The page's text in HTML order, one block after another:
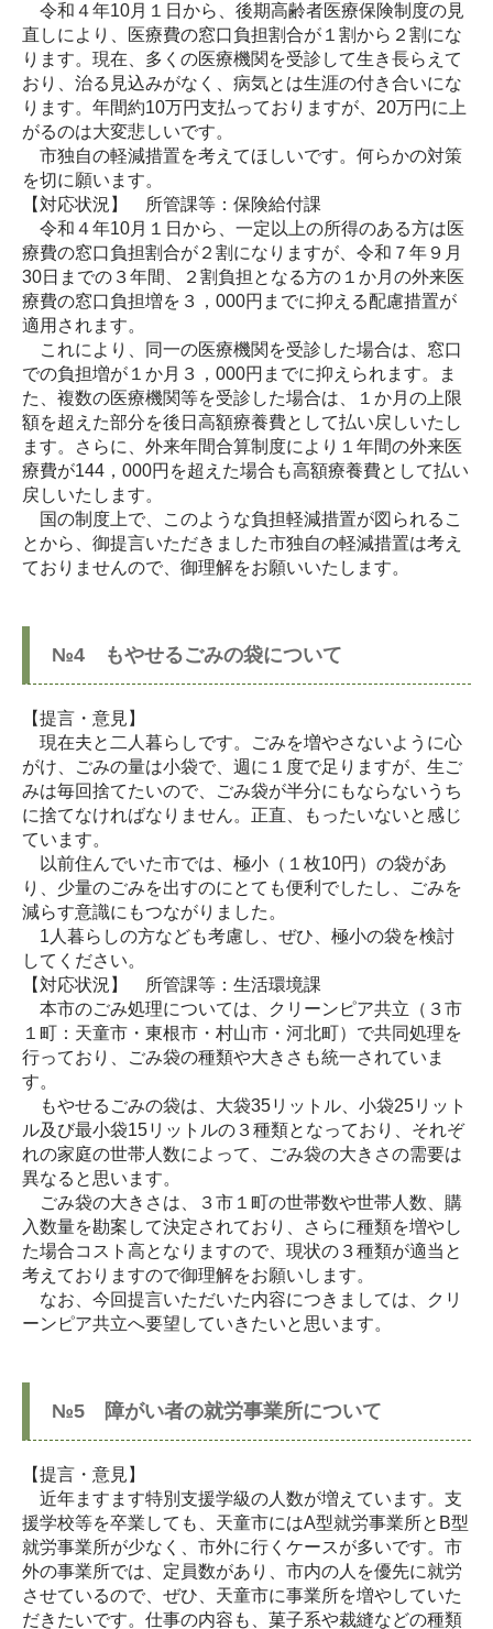
令和４年10月１日から、後期高齢者医療保険制度の見
直しにより、医療費の窓口負担割合が１割から２割にな
ります。現在、多くの医療機関を受診して生き長らえて
おり、治る見込みがなく、病気とは生涯の付き合いにな
ります。年間約10万円支払っておりますが、20万円に上
がるのは大変悲しいです。
市独自の軽減措置を考えてほしいです。何らかの対策
を切に願います。
【対応状況】 所管課等：保険給付課
令和４年10月１日から、一定以上の所得のある方は医
療費の窓口負担割合が２割になりますが、令和７年９月
30日までの３年間、２割負担となる方の１か月の外来医
療費の窓口負担増を３，000円までに抑える配慮措置が
適用されます。
これにより、同一の医療機関を受診した場合は、窓口
での負担増が１か月３，000円までに抑えられます。ま
た、複数の医療機関等を受診した場合は、１か月の上限
額を超えた部分を後日高額療養費として払い戻しいたし
ます。さらに、外来年間合算制度により１年間の外来医
療費が144，000円を超えた場合も高額療養費として払い
戻しいたします。
国の制度上で、このような負担軽減措置が図られるこ
とから、御提言いただきました市独自の軽減措置は考え
ておりませんので、御理解をお願いいたします。
№4 もやせるごみの袋について
【提言・意見】
現在夫と二人暮らしです。ごみを増やさないように心
がけ、ごみの量は小袋で、週に１度で足りますが、生ご
みは毎回捨てたいので、ごみ袋が半分にもならないうち
に捨てなければなりません。正直、もったいないと感じ
ています。
以前住んでいた市では、極小（１枚10円）の袋があ
り、少量のごみを出すのにとても便利でしたし、ごみを
減らす意識にもつながりました。
1人暮らしの方なども考慮し、ぜひ、極小の袋を検討
してください。
【対応状況】 所管課等：生活環境課
本市のごみ処理については、クリーンピア共立（３市
１町：天童市・東根市・村山市・河北町）で共同処理を
行っており、ごみ袋の種類や大きさも統一されていま
す。
もやせるごみの袋は、大袋35リットル、小袋25リット
ル及び最小袋15リットルの３種類となっており、それぞ
れの家庭の世帯人数によって、ごみ袋の大きさの需要は
異なると思います。
ごみ袋の大きさは、３市１町の世帯数や世帯人数、購
入数量を勘案して決定されており、さらに種類を増やし
た場合コスト高となりますので、現状の３種類が適当と
考えておりますので御理解をお願いします。
なお、今回提言いただいた内容につきましては、クリ
ーンピア共立へ要望していきたいと思います。
№5 障がい者の就労事業所について
【提言・意見】
近年ますます特別支援学級の人数が増えています。支
援学校等を卒業しても、天童市にはA型就労事業所とB型
就労事業所が少なく、市外に行くケースが多いです。市
外の事業所では、定員数があり、市内の人を優先に就労
させているので、ぜひ、天童市に事業所を増やしていた
だきたいです。仕事の内容も、菓子系や裁縫などの種類